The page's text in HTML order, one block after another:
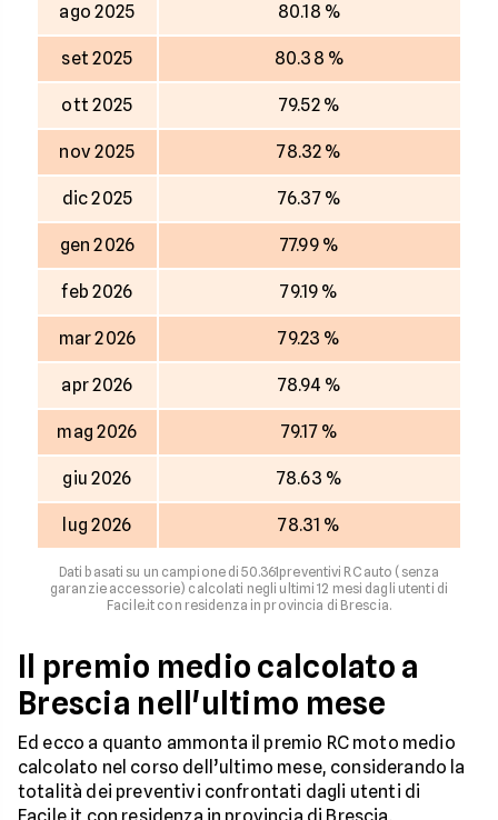
ago 2025 80.18 %
set 2025 80.38 %
ott 2025 79.52 %
nov 2025 78.32 %
dic 2025 76.37 %
gen 2026 77.99 %
feb 2026 79.19 %
mar 2026 79.23 %
apr 2026 78.94 %
mag 2026 79.17 %
giu 2026 78.63 %
lug 2026 78.31 %
Dati basati su un campione di 50.361preventivi RC auto (senza
garanzie accessorie) calcolati negli ultimi 12 mesi dagli utenti di
Facile.it con residenza in provincia di Brescia.
Il premio medio calcolato a
Brescia nell'ultimo mese
Ed ecco a quanto ammonta il premio RC moto medio
calcolato nel corso dell’ultimo mese, considerando la
totalità dei preventivi confrontati dagli utenti di